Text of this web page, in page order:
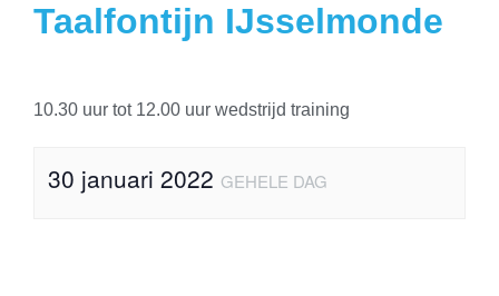
Taalfontijn IJsselmonde
10.30 uur tot 12.00 uur wedstrijd training
30 januari 2022 GEHELE DAG